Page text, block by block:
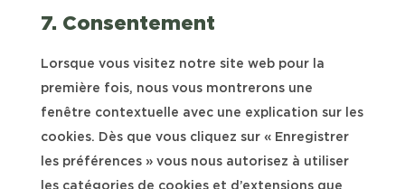
divers
7. Consentement
Lorsque vous visitez notre site web pour la
première fois, nous vous montrerons une
fenêtre contextuelle avec une explication sur les
cookies. Dès que vous cliquez sur « Enregistrer
les préférences » vous nous autorisez à utiliser
les catégories de cookies et d’extensions que